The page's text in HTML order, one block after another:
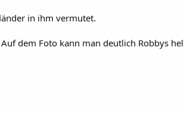
in ihm vermutet.
dem Foto kann man deutlich Robbys